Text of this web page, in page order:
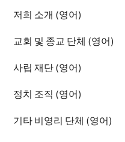
저희 소개 (영어)
교회 및 종교 단체 (영어)
사립 재단 (영어)
정치 조직 (영어)
기타 비영리 단체 (영어)